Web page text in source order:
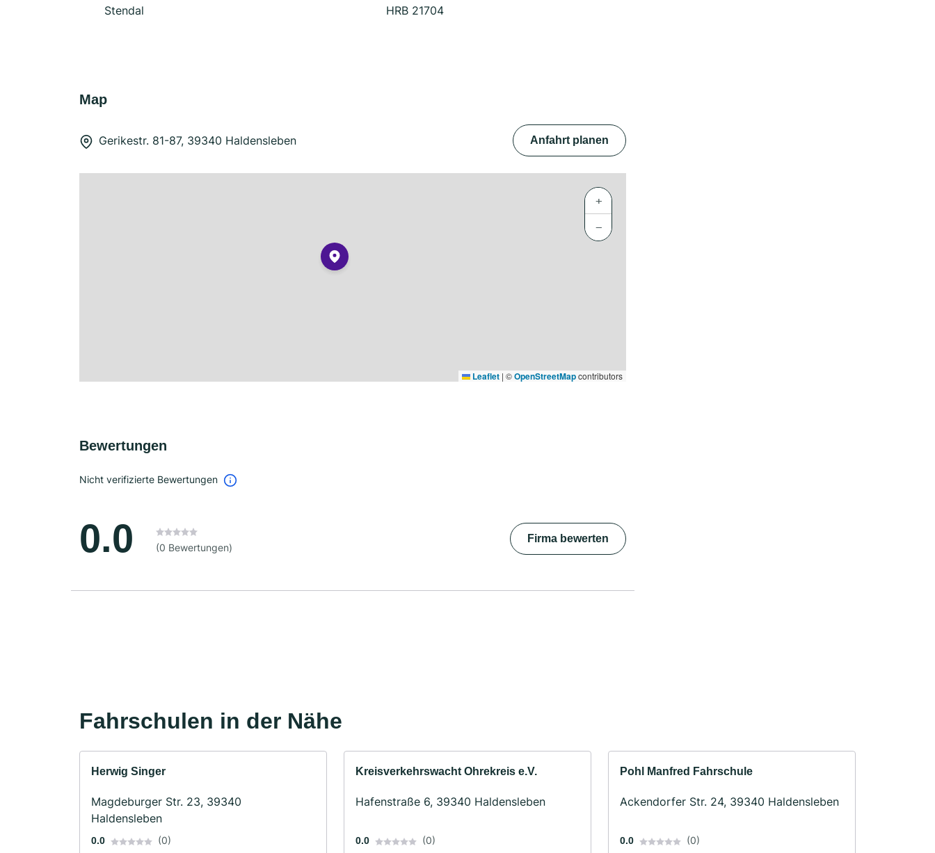
Stendal HRB 21704
Map
Gerikestr. 81-87, 39340 Haldensleben Anfahrt planen
+
−
Leaflet | ©OpenStreetMapcontributors
Bewertungen
Nicht verifizierte Bewertungen
0.0 (0 Bewertungen)
Firma bewerten
Fahrschulen in der Nähe
Herwig Singer
Magdeburger Str. 23, 39340
Haldensleben
0.0 (0)
Kreisverkehrswacht Ohrekreis e.V.
Hafenstraße 6, 39340 Haldensleben
0.0 (0)
Pohl Manfred Fahrschule
Ackendorfer Str. 24, 39340 Haldensleben
0.0 (0)